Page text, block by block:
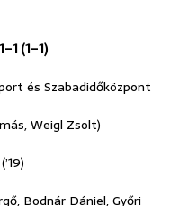
(1–1)
és Szabadidőközpont
Weigl Zsolt)
Bodnár Dániel, Győri